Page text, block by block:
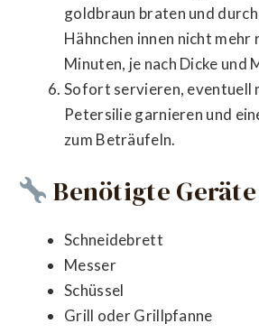
goldbraun braten und
Hähnchen innen nicht mehr
Minuten, je nach Dicke und
Sofort servieren, eventuell
Petersilie garnieren und
zum Beträufeln.
Benötigte Geräte
Schneidebrett
Messer
Schüssel
Grill oder Grillpfanne